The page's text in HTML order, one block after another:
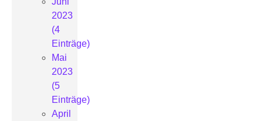
2023
(4
Einträge)
Mai
2023
(5
Einträge)
April